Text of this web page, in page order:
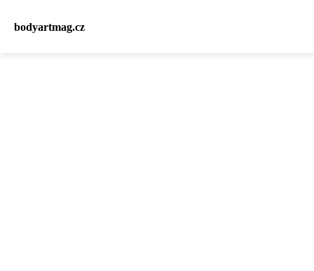
bodyartmag.cz